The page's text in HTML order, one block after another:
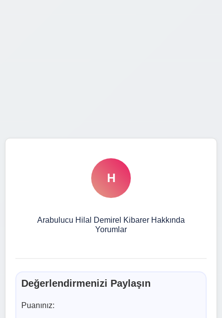
H
Arabulucu Hilal Demirel Kibarer Hakkında
Yorumlar
Değerlendirmenizi Paylaşın
Puanınız: